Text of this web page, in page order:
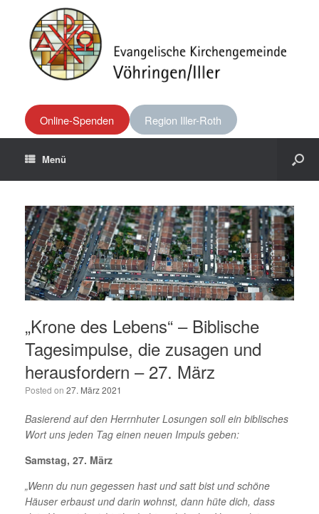
Online-Spenden Region Iller-Roth
Menü
„Krone des Lebens“ – Biblische
Tagesimpulse, die zusagen und
herausfordern – 27. März
Posted on 27. März 2021
Basierend auf den Herrnhuter Losungen soll ein biblisches
Wort uns jeden Tag einen neuen Impuls geben:
Samstag, 27. März
„Wenn du nun gegessen hast und satt bist und schöne
Häuser erbaust und darin wohnst, dann hüte dich, dass